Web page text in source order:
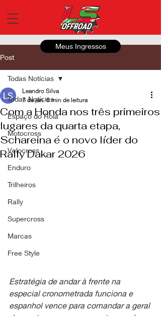
Meus Ingressos
Post
Todas Notícias
Espaço do Roia
Motocross
Velocross
Enduro
Trilheiros
Rally
Supercross
Marcas
Free Style
Todas Notícias
Com a Honda nos três primeiros
lugares da quarta etapa,
Schareina é o novo líder do
Rally Dakar 2026
Leandro Silva
7 de jan. 6 min de leitura
Estratégia de andar à frente na
especial cronometrada funciona e
espanhol vence para comandar a geral